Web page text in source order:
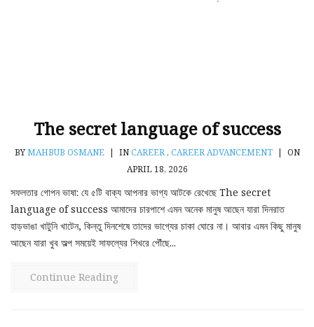
The secret language of success
BYMAHBUB OSMANE INCAREER, CAREER ADVANCEMENT
ON
APRIL 18, 2026
সফলতার গোপন ভাষা: যে ৫টি বাক্য আপনার ভাগ্য আটকে রেখেছে The secret
language of success আমাদের চারপাশে এমন অনেক মানুষ আছেন যারা দিনরাত
হাড়ভাঙা খাটুনি খাটেন, কিন্তু দিনশেষে তাদের ভাগ্যের চাকা ঘোরে না। আবার এমন কিছু মানুষ
আছেন যারা খুব অল্প সময়েই সাফল্যের শিখরে পৌঁছে...
Continue Reading